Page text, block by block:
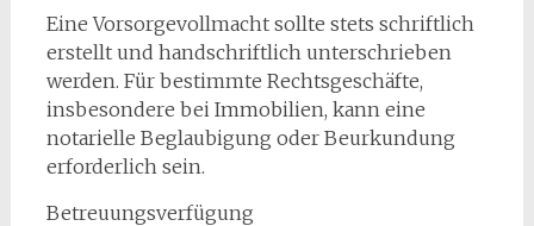
Eine Vorsorgevollmacht sollte stets schriftlich
erstellt und handschriftlich unterschrieben
werden. Für bestimmte Rechtsgeschäfte,
insbesondere bei Immobilien, kann eine
notarielle Beglaubigung oder Beurkundung
erforderlich sein.
Betreuungsverfügung